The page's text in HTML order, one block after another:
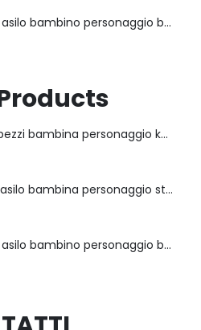
Set 4 pezzi asilo bambino personaggio batman
Set asilo 3 pezzi bambina personaggio kuromi
Set 5 pezzi asilo bambina personaggio stitch angel
Set 4 pezzi asilo bambino personaggio batman